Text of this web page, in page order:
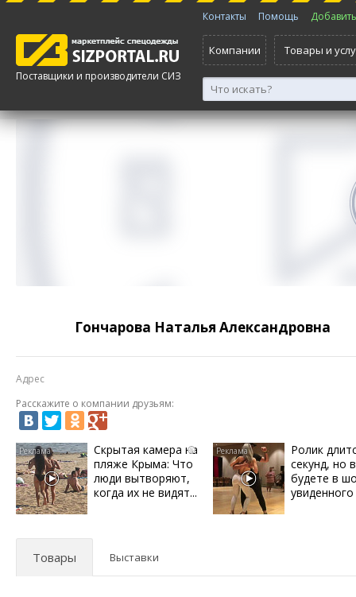
Поставщики и производители СИЗ
Контакты Помощь
Компании Товары и
Гончарова Наталья Александровна
Адрес
Расскажите о компании друзьям:
i
Скрытая камера на
пляже Крыма: Что
люди вытворяют,
когда их не видят...
Ролик
секунд, но
будете в
увиденного
Товары Выставки